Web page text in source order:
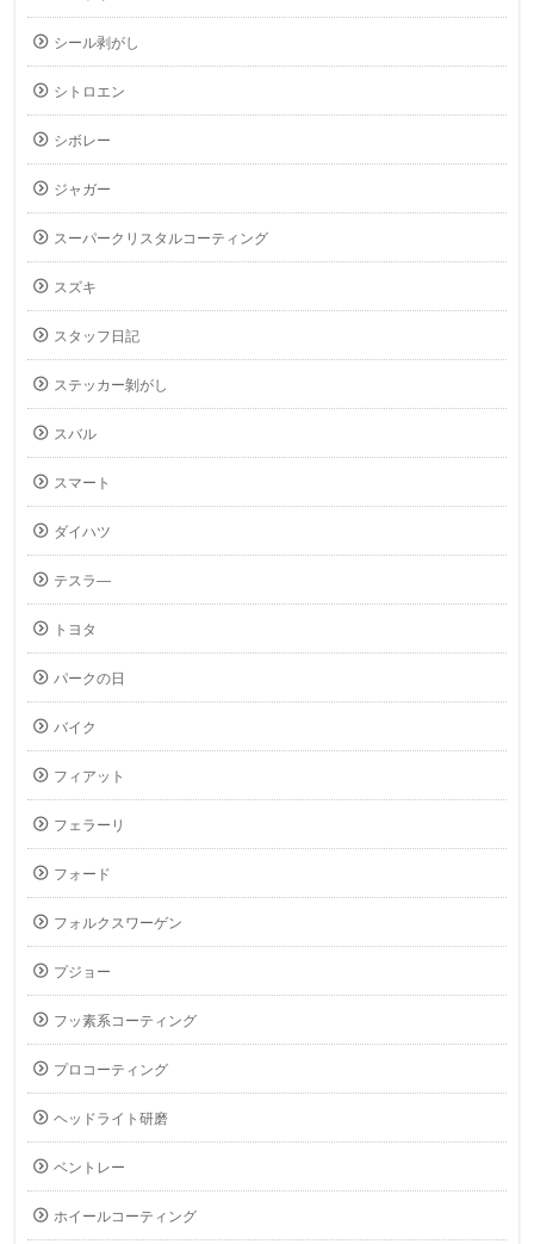
シール剥がし
シトロエン
シボレー
ジャガー
スーパークリスタルコーティング
スズキ
スタッフ日記
ステッカー剝がし
スバル
スマート
ダイハツ
テスラ―
トヨタ
パークの日
バイク
フィアット
フェラーリ
フォード
フォルクスワーゲン
プジョー
フッ素系コーティング
プロコーティング
ヘッドライト研磨
ベントレー
ホイールコーティング